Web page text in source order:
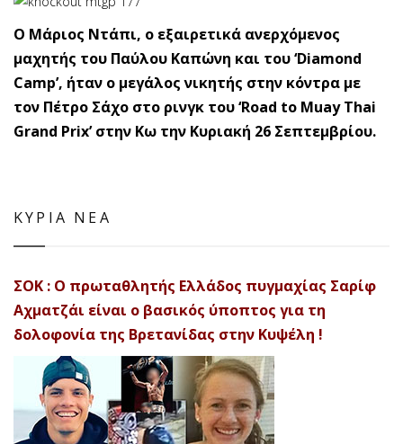
Ο Μάριος Ντάπι, ο εξαιρετικά ανερχόμενος
μαχητής του Παύλου Καπώνη και του ‘Diamond
Camp’, ήταν ο μεγάλος νικητής στην κόντρα με
τον Πέτρο Σάχο στο ρινγκ του ‘Road to Muay Thai
Grand Prix’ στην Κω την Κυριακή 26 Σεπτεμβρίου.
ΚΥΡΙΑ ΝΕΑ
ΣΟΚ : Ο πρωταθλητής Ελλάδος πυγμαχίας Σαρίφ
Αχματζάι είναι ο βασικός ύποπτος για τη
δολοφονία της Βρετανίδας στην Κυψέλη !